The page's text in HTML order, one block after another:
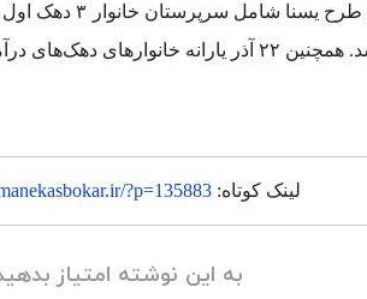
در این ماه (آذر)
لینک کوتاه:?p=135883
به این نوشته امتیاز